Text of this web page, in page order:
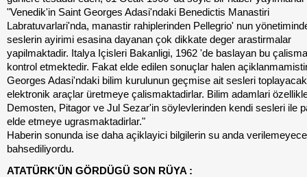
"Venedik'in Saint Georges Adasi'ndaki Benedictis Manastiri
Labratuvarlari'nda, manastir rahiplerinden Pellegrio' nun
seslerin ayirimi esasina dayanan çok dikkate deger arastirmalar
yapilmaktadir. Italya Içisleri Bakanligi, 1962 'de baslayan bu
kontrol etmektedir. Fakat elde edilen sonuçlar halen
Georges Adasi'ndaki bilim kurulunun geçmise ait sesleri
elektronik araçlar üretmeye çalismaktadirlar. Bilim adamlari
Demosten, Pitagor ve Jul Sezar'in söylevlerinden kendi sesleri ile
elde etmeye ugrasmaktadirlar."
Haberin sonunda ise daha açiklayici bilgilerin su anda
bahsediliyordu.
ATATÜRK'ÜN GÖRDÜGÜ SON RÜYA :